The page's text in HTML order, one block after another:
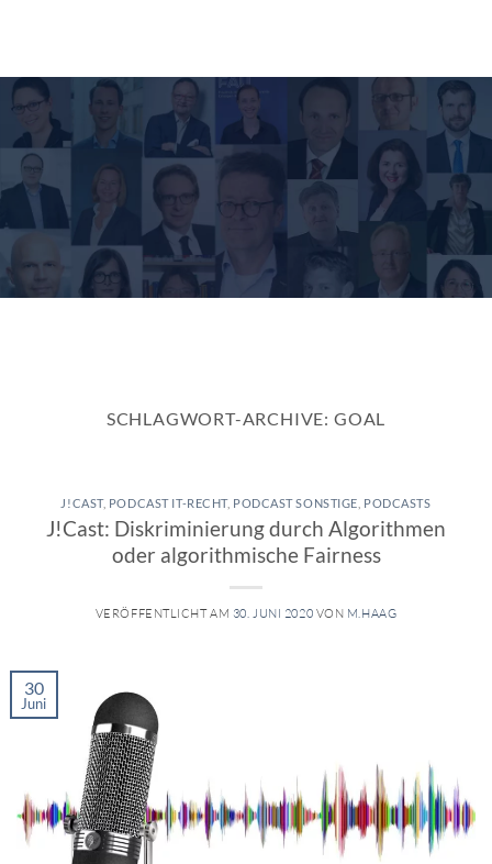
SCHLAGWORT-ARCHIVE: GOAL
J!CAST, PODCAST IT-RECHT, PODCAST SONSTIGE PODCASTS
J!Cast: Diskriminierung durch Algorithmen
oder algorithmische Fairness
VERÖFFENTLICHT AM 30. JUNI 2020 VON M.HAAG
30
Juni